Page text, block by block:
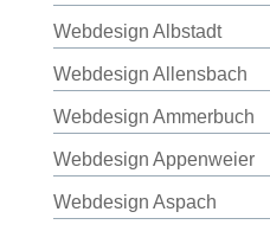
Webdesign Albstadt
Webdesign Allensbach
Webdesign Ammerbuch
Webdesign Appenweier
Webdesign Aspach